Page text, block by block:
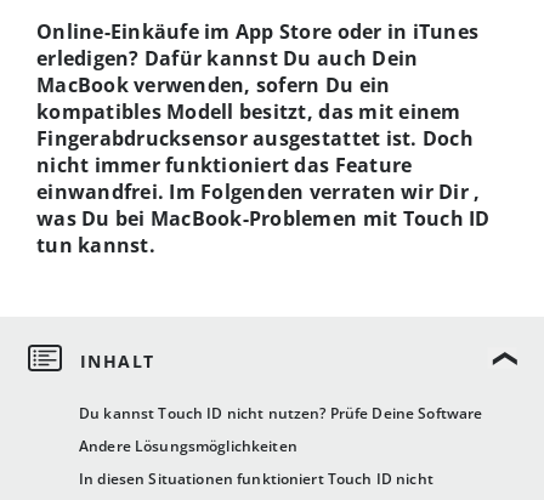
Du kannst Touch ID nicht nutzen? Prüfe Deine Software
Andere Lösungsmöglichkeiten
In diesen Situationen funktioniert Touch ID nicht
Online-Einkäufe im App Store oder in iTunes
erledigen? Dafür kannst Du auch Dein
MacBook verwenden, sofern Du ein
kompatibles Modell besitzt, das mit einem
Fingerabdrucksensor ausgestattet ist. Doch
nicht immer funktioniert das Feature
einwandfrei. Im Folgenden verraten wir Dir ,
was Du bei MacBook-Problemen mit Touch ID
tun kannst.